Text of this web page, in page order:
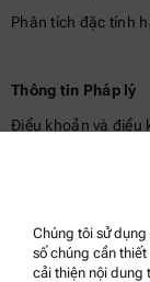
Phân tích đặc tính
Thông tin Pháp lý
Điều khoản và điều
Thông báo pháp lý
Điều khoản sử dụng
Chúng tôi sử
số chúng cần
cải thiện nội dung